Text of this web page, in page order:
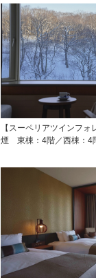
【スーペリアツインフ
煙 東棟：4階／西棟：4